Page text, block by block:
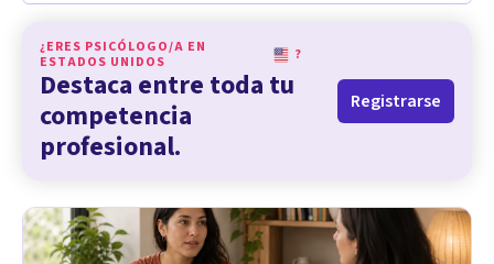
¿ERES PSICÓLOGO/A EN
ESTADOS UNIDOS
?
Destaca entre toda tu
competencia
profesional.
Registrarse